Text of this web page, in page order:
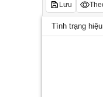
Lưu
Tình trạng